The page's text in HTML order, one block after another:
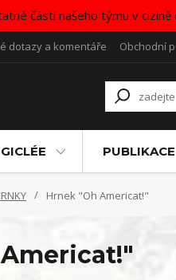
části našeho týmu v
dotazy a komentáře Obchodní
Hrnek "Oh Americat!"